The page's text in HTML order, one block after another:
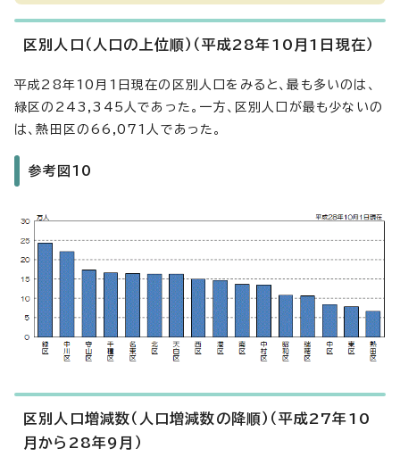
区別人口（人口の上位順）（平成28年10月1日現在）
平成28年10月1日現在の区別人口をみると、最も多いのは、
緑区の243,345人であった。一方、区別人口が最も少ないの
は、熱田区の66,071人であった。
参考図10
区別人口増減数（人口増減数の降順）（平成27年10
月から28年9月）